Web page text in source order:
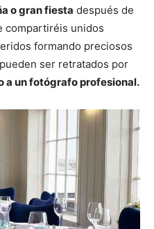
o gran fiesta después de
compartiréis unidos
formando preciosos
ser retratados por
a un fotógrafo profesional.